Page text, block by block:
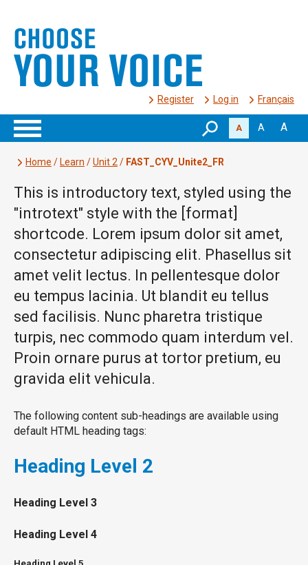
Register Log in Français
A A A
Home / Learn /Unit 2 / FAST_CYV_Unite2_FR
This is introductory text, styled using the
"introtext" style with the [format]
shortcode. Lorem ipsum dolor sit amet,
consectetur adipiscing elit. Phasellus sit
amet velit lectus. In pellentesque dolor
eu tempus lacinia. Ut blandit eu tellus
sed facilisis. Nunc pharetra tristique
turpis, nec commodo quam interdum vel.
Proin ornare purus at tortor pretium, eu
gravida elit vehicula.
The following content sub-headings are available using
default HTML heading tags:
Heading Level 2
Heading Level 3
Heading Level 4